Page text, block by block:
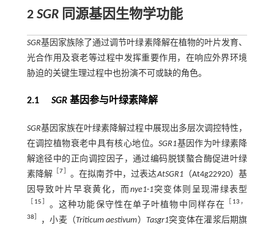
2 SGR同源基因生物学功能
SGR基因家族除了通过调节叶绿素降解在植物的叶片发育、
光合作用及衰老等过程中发挥重要作用，在响应外界环境
胁迫的关键生理过程中也扮演不可或缺的角色。
2.1 SGR基因参与叶绿素降解
SGR基因家族在叶绿素降解过程中展现出多层次调控特性，
在调控植物衰老中具有核心地位。SGR1基因作为叶绿素降
解途径中的正向调控因子，通过编码脱镁螯合酶促进叶绿
素降解 ［7］ 。在拟南芥中，过表达AtSGR1（At4g22920）基
因导致叶片早衰黄化，而 nye1-1突变体则呈现滞绿表型
［ 15］ 。这种功能保守性在单子叶植物中同样存在 ［ 13 ，
38］ ，小麦（Triticum aestivum）Tasgr1突变体在灌浆后期旗